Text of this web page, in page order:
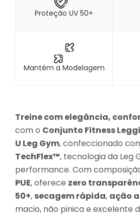
Proteção UV 50+
Mantém a Modelagem
Treine com elegância,
com o Conjunto Fitness
U Leg Gym, confeccionado
TechFlex™, tecnologia da Leg
performance. Com
PUE, oferece zero
50+, secagem rápida, ação
macio, não pinica e excelente